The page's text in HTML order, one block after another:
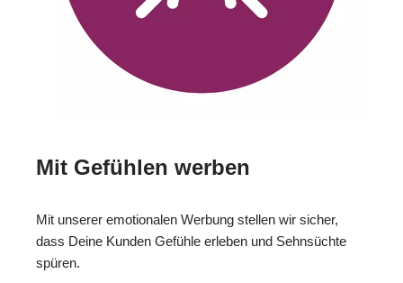
Mit Gefühlen werben
Mit unserer emotionalen Werbung stellen wir sicher,
dass Deine Kunden Gefühle erleben und Sehnsüchte
spüren.